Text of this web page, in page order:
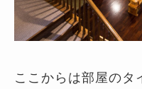
ここからは部屋のタ